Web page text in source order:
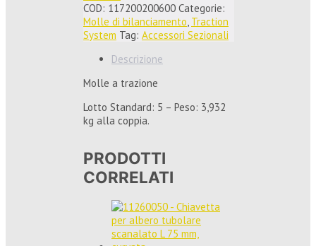
COD: 117200200600 Categorie:
Molle di bilanciamento, Traction
System Tag: Accessori Sezionali
Descrizione
Molle a trazione
Lotto Standard: 5 – Peso: 3,932
kg alla coppia.
PRODOTTI
CORRELATI